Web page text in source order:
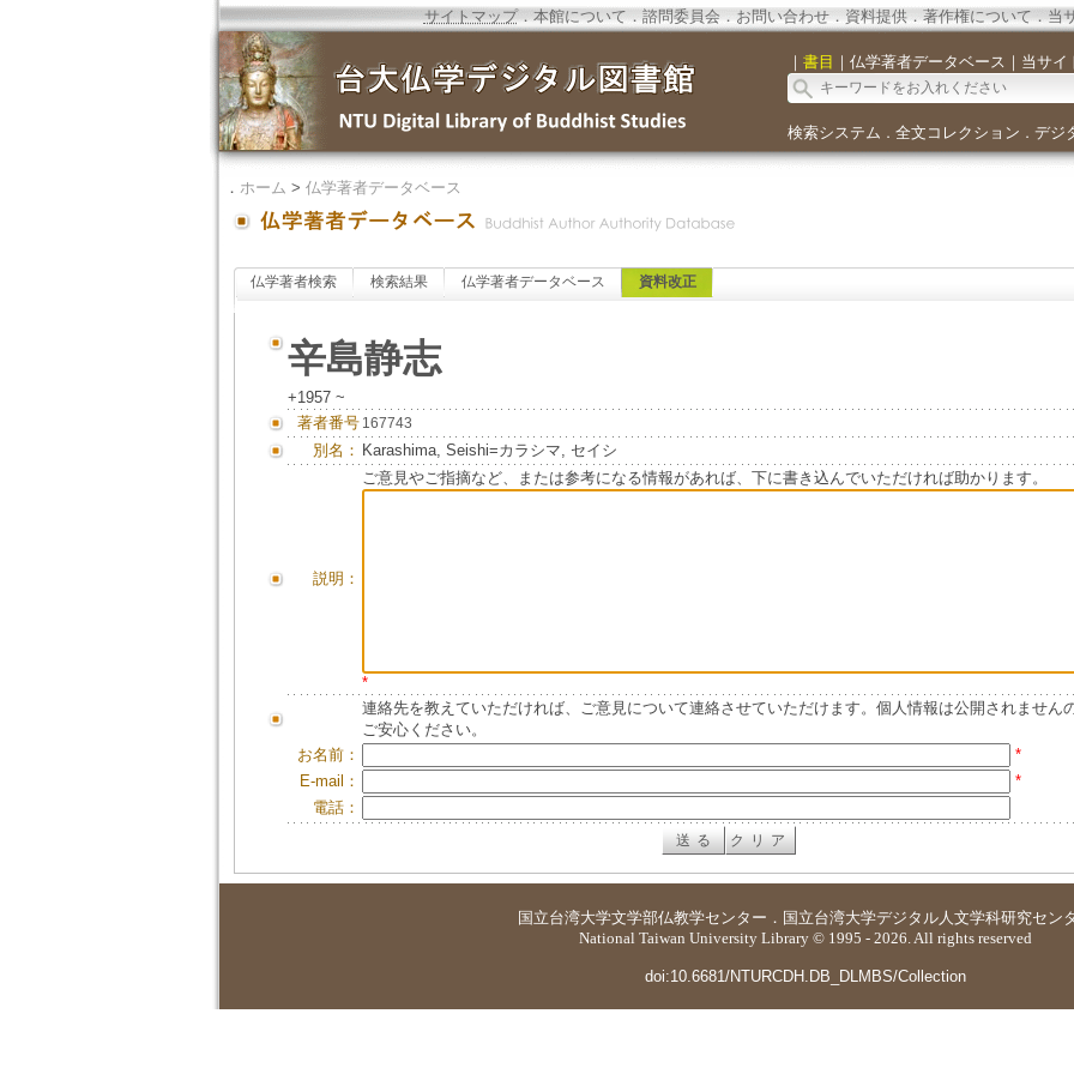
サイトマップ．本館について．諮問委員会． お問い合わせ． 資料提供．著作権について．当
｜ 書目 ｜ 仏学著者データベース ｜ 当サイ
検索システム ． 全文コレクション ． デジ
． ホーム > 仏学著者データベース
仏学著者検索 検索結果 仏学著者データベース 資料改正
辛島静志
+1957 ~
著者番号 167743
別名： Karashima, Seishi=カラシマ, セイシ
説明：
ご意見やご指摘など、または参考になる情報があれば、下に書き込んでいただければ助かります。
*
連絡先を教えていただければ、ご意見について連絡させていただけます。個人情報は公開されません
ご安心ください。
お名前：
*
E-mail：
*
電話：
国立台湾大学文学部仏教学センター ． 国立台湾大学デジタル人文学科研究セン
National Taiwan University Library © 1995 - 2026. All rights reserved
doi:10.6681/NTURCDH.DB_DLMBS/Collection